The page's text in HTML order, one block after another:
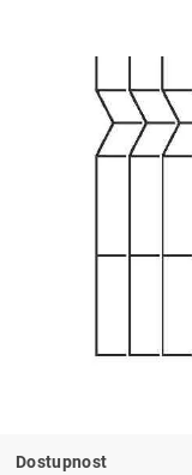
Dostupnost